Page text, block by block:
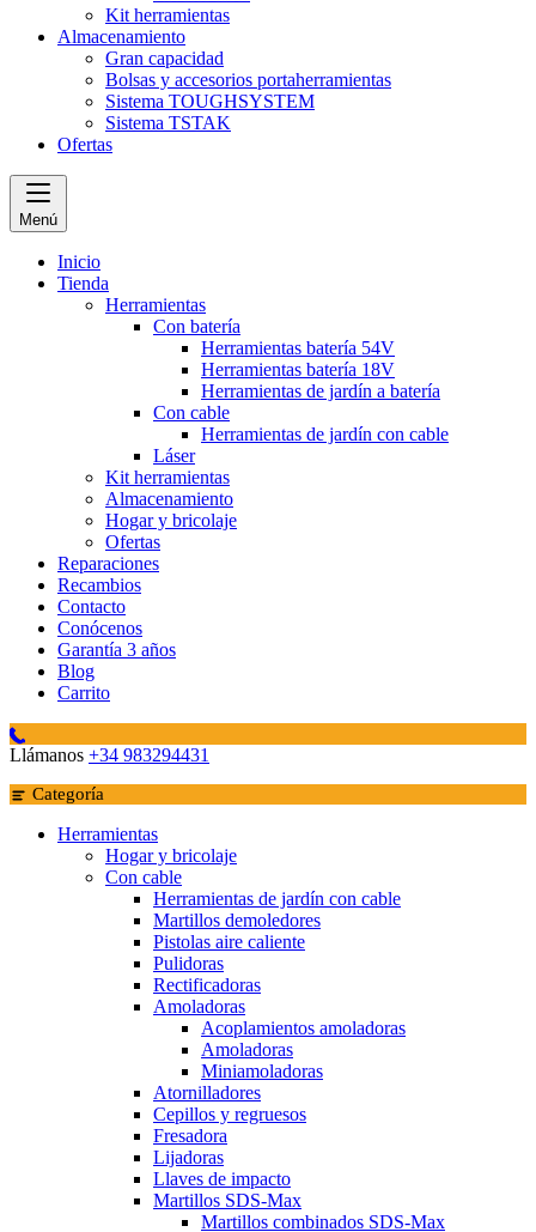
Kit herramientas
Almacenamiento
Gran capacidad
Bolsas y accesorios portaherramientas
Sistema TOUGHSYSTEM
Sistema TSTAK
Ofertas
Menú
Inicio
Tienda
Herramientas
Con batería
Herramientas batería 54V
Herramientas batería 18V
Herramientas de jardín a batería
Con cable
Herramientas de jardín con cable
Láser
Kit herramientas
Almacenamiento
Hogar y bricolaje
Ofertas
Reparaciones
Recambios
Contacto
Conócenos
Garantía 3 años
Blog
Carrito
Llámanos +34 983294431
Categoría
Herramientas
Hogar y bricolaje
Con cable
Herramientas de jardín con cable
Martillos demoledores
Pistolas aire caliente
Pulidoras
Rectificadoras
Amoladoras
Acoplamientos amoladoras
Amoladoras
Miniamoladoras
Atornilladores
Cepillos y regruesos
Fresadora
Lijadoras
Llaves de impacto
Martillos SDS-Max
Martillos combinados SDS-Max